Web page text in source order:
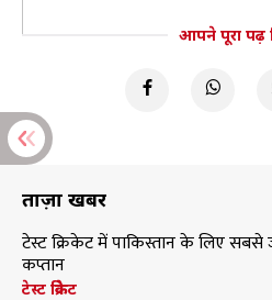
आपने पूरा पढ़
ताज़ा खबरें
टेस्ट क्रिकेट में पाकिस्तान के लिए सबसे
कप्तान
टेस्ट क्रिकेट